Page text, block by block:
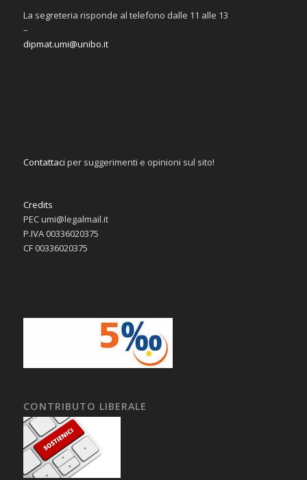
La segreteria risponde al telefono dalle 11 alle 13
–
dipmat.umi@unibo.it
Contattaci per suggerimenti e opinioni sul sito!
Credits
PEC umi@legalmail.it
P.IVA 00336020375
CF 00336020375
CONTRIBUTO LIBERALE